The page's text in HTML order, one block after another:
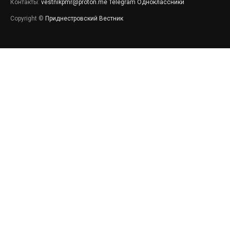
Контакты: vestnikpmr@proton.me Telegram Одноклассники
Copyright © Приднестровский Вестник